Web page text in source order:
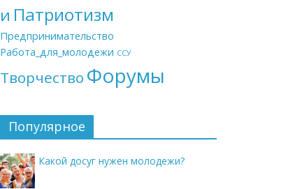
и Патриотизм
Предпринимательство
Работа_для_молодежи ССУ
Творчество Форумы
Популярное
Какой досуг нужен молодежи?